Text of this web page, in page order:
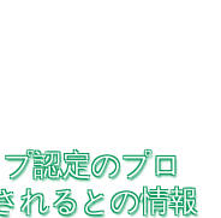
認定のプロ
れるとの情報